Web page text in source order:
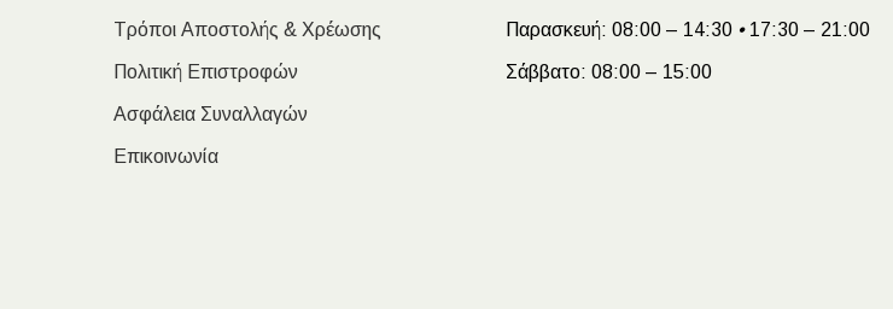
Τρόποι Αποστολής & Χρέωσης
Πολιτική Επιστροφών
Ασφάλεια Συναλλαγών
Επικοινωνία
Παρασκευή: 08:00 – 14:30 •17:30 – 21:00
Σάββατο: 08:00 – 15:00